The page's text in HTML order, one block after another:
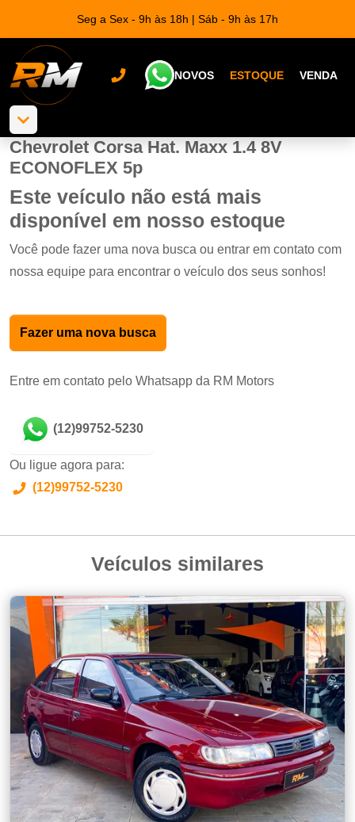
Seg a Sex - 9h às 18h | Sáb - 9h às 17h
NOVOS ESTOQUE VENDA
Chevrolet Corsa Hat. Maxx 1.4 8V
ECONOFLEX 5p
Este veículo não está mais
disponível em nosso estoque
Você pode fazer uma nova busca ou entrar em contato com
nossa equipe para encontrar o veículo dos seus sonhos!
Fazer uma nova busca
Entre em contato pelo Whatsapp da RM Motors
(12)99752-5230
Ou ligue agora para:
(12)99752-5230
Veículos similares